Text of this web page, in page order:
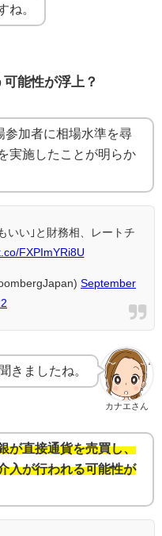
ね。
能性が浮上？
参加者に相場水準を尋
実施したことが明らか
いい｣と財務相、レートチ
FXPImYRi8U
September
カナエさん
きましたね。
が直接通貨を売買し、
入が行われる可能性が